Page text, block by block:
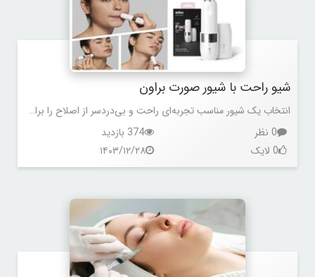
شیو راحت با شیور صورت براون
انتخاب یک شیور مناسب تجربه‌ای راحت و بی‌دردسر از اصلاح را برای شما رقم می‌زند. اگر به دنبال اصلاحی سریع، بدون التهاب و با دقت بالا هستید، شیور صورت براون FS1000 یکی از بهترین گزینه‌ها برای شماست.
0 نظر
374 بازدید
0 لایک
۱۴۰۳/۱۲/۲۸